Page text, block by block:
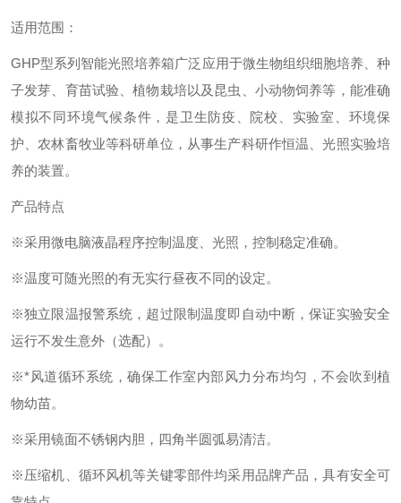
适用范围：
GHP型系列智能光照培养箱广泛应用于微生物组织细胞培养、种
子发芽、育苗试验、植物栽培以及昆虫、小动物饲养等，能准确
模拟不同环境气候条件，是卫生防疫、院校、实验室、环境保
护、农林畜牧业等科研单位，从事生产科研作恒温、光照实验培
养的装置。
产品特点
※采用微电脑液晶程序控制温度、光照，控制稳定准确。
※温度可随光照的有无实行昼夜不同的设定。
※独立限温报警系统，超过限制温度即自动中断，保证实验安全
运行不发生意外（选配）。
※*风道循环系统，确保工作室内部风力分布均匀，不会吹到植
物幼苗。
※采用镜面不锈钢内胆，四角半圆弧易清洁。
※压缩机、循环风机等关键零部件均采用品牌产品，具有安全可